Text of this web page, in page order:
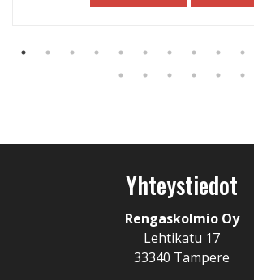
Yhteystiedot
Rengaskolmio Oy
Lehtikatu 17
33340 Tampere